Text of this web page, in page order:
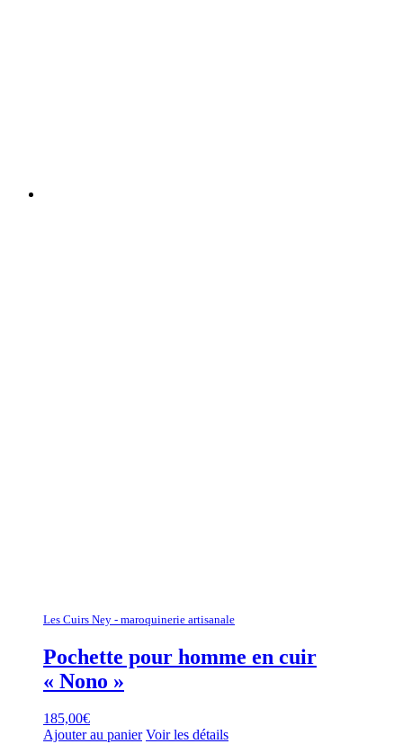
Les Cuirs Ney - maroquinerie artisanale
Pochette pour homme en cuir
« Nono »
185,00€
Ajouter au panier Voir les détails